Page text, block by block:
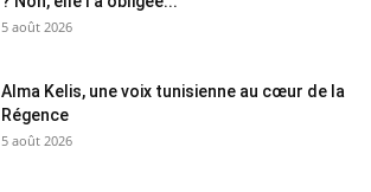
5 août 2026
Alma Kelis, une voix tunisienne au cœur de la
Régence
5 août 2026